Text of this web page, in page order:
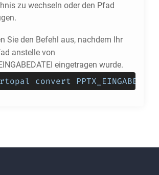
zu wechseln oder den Pfad
Sie den Befehl aus, nachdem Ihr
anstelle von
eingetragen wurde.
convert